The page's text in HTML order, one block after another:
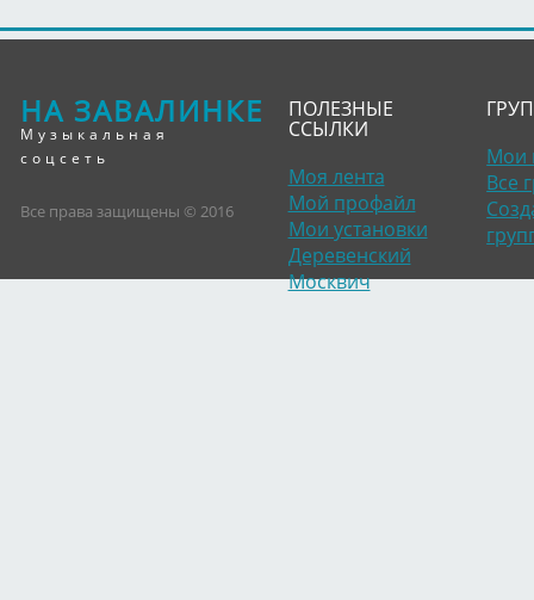
НА ЗАВАЛИНКЕ
Музыкальная
соцсеть
Все права защищены © 2016
ПОЛЕЗНЫЕ
ССЫЛКИ
Моя лента
Мой профайл
Мои установки
Деревенский
Москвич
Мои
Все